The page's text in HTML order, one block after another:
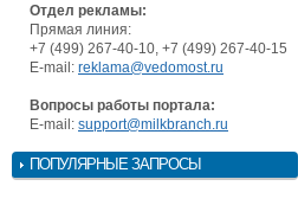
Отдел рекламы:
Прямая линия:
+7 (499) 267-40-10, +7 (499) 267-40-15
E-mail: reklama@vedomost.ru
Вопросы работы портала:
E-mail: support@milkbranch.ru
ПОПУЛЯРНЫЕ ЗАПРОСЫ